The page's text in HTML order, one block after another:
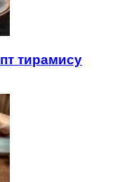
тирамису